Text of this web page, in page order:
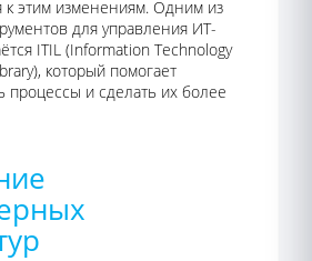
к этим изменениям. Одним из
для управления ИТ-
ITIL (Information Technology
который помогает
процессы и сделать их более